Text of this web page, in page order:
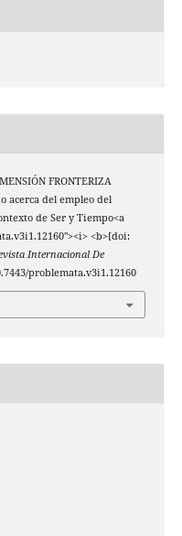
FRONTERIZA
acerca del empleo del
de Ser y Tiempo<a
<b>[doi:
Internacional De
problemata.v3i1.12160